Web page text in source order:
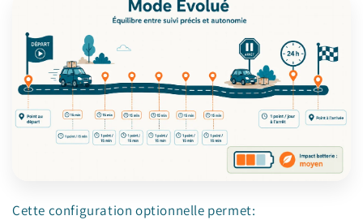
Cette configuration optionnelle permet: